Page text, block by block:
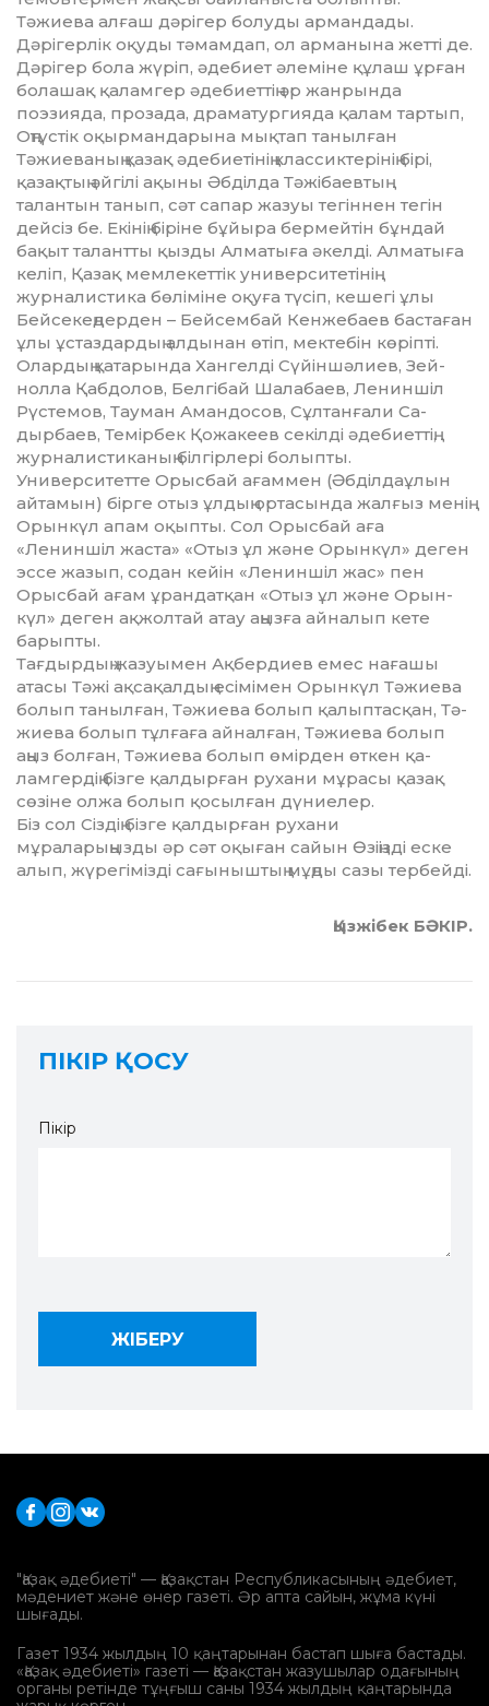
Тәжиева алғаш дәрігер болу­­­ды армандады.
Дәрігерлік оқуды тәмамдап, ол арманына жет­ті де.
Дәрігер бола жүріп, әде­биет әлеміне құлаш ұрған
бола­шақ қаламгер әдебиеттің әр жан­рында
поэзияда, прозада, дра­матургияда қалам тартып,
Оң­түстік оқырмандарына мық­тап танылған
Тәжиеваның қа­зақ әдебиетінің классиктерінің бірі,
қазақтың әйгілі ақыны Әб­діл­да Тәжібаевтың
талантын та­нып, сәт сапар жазуы тегіннен те­гін
дейсіз бе. Екінің біріне бұйыра бермейтін бұндай
бақыт талантты қызды Алматыға әкел­ді. Алматыға
келіп, Қазақ мем­ле­кеттік университетінің
журналистика бөліміне оқуға түсіп, кешегі ұлы
Бейсекеңдерден – Бей­сембай Кенжебаев бастаған
ұлы ұстаздардың алдынан өтіп, мектебін көріпті.
Олардың қа­тарында Хангелді Сүйіншәлиев, Зей­
нолла Қабдолов, Белгібай Шалабаев, Лениншіл
Рүстемов, Тауман Амандосов, Сұлтанғали Са­
дырбаев, Темірбек Қожакеев секілді әдебиеттің,
журналис­ти­каның білгірлері болыпты.
Университетте Орысбай ағам­мен (Әбділдаұлын
айтамын) бір­ге отыз ұлдың ортасында жал­ғыз менің
Орынкүл апам оқыпты. Сол Орысбай аға
«Лениншіл жас­та» «Отыз ұл және Орынкүл» де­ген
эссе жазып, содан кейін «Ле­ниншіл жас» пен
Орысбай ағам ұрандатқан «Отыз ұл және Орын­
күл» деген ақжолтай атау аңыз­ға айналып кете
барыпты.
Тағдырдың жазуымен Ақбер­диев емес нағашы
атасы Тәжі ақсақалдың есімімен Орынкүл Тә­жиева
болып танылған, Тә­жие­ва болып қалыптасқан, Тә­
жиева болып тұлғаға айналған, Тә­жиева болып
аңыз болған, Тә­жиева болып өмірден өткен қа­
ламгердің бізге қалдырған рухани мұрасы қазақ
сөзіне олжа бо­лып қосылған дүниелер.
Біз сол Сіздің бізге қалдырған рухани
мұраларыңызды әр сәт оқы­ған сайын Өзіңізді еске
алып, жү­регімізді сағыныштың мұңды са­зы тербейді.
Қызжібек БӘКІР.
ПІКІР ҚОСУ
Пікір
"Қазақ әдебиеті" — Қазақстан Республикасының әдебиет,
мәдениет және өнер газеті. Әр апта сайын, жұма күні
шығады.
Газет 1934 жылдың 10 қаңтарынан бастап шыға бастады.
«Қазақ әдебиеті» газеті — Қазақстан жазушылар одағының
органы ретінде тұңғыш саны 1934 жылдың қаңтарында